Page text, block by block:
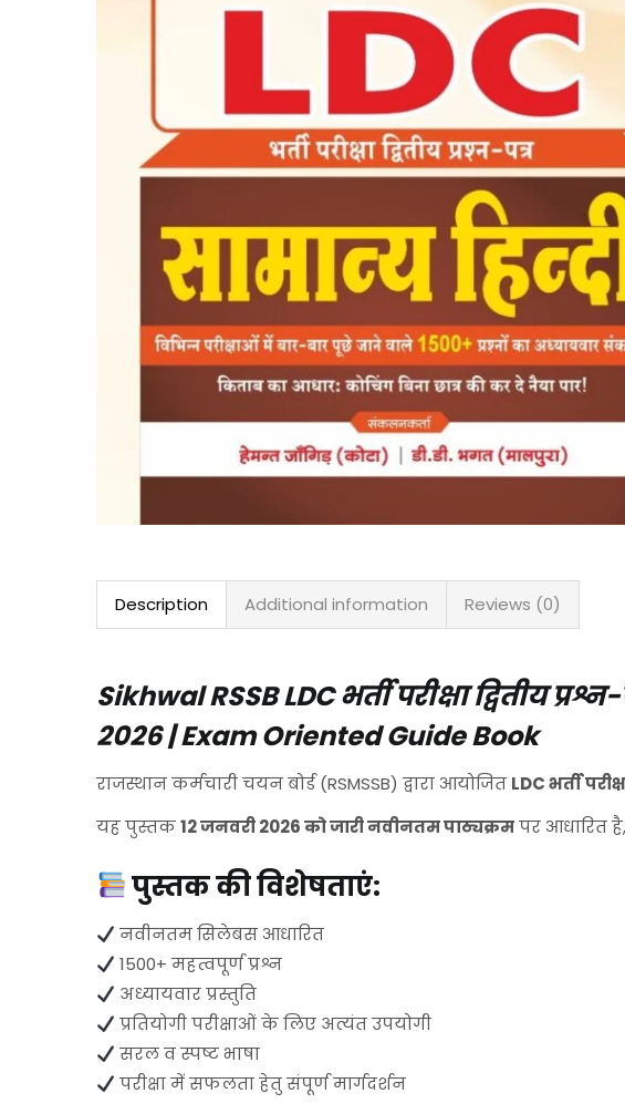
Description Additional information Reviews (0)
Sikhwal RSSB LDC भर्ती परीक्षा द्वितीय
2026 | Exam Oriented Guide Book
राजस्थान कर्मचारी चयन बोर्ड (RSMSSB) द्वारा आयोजित LDC भर्ती
यह पुस्तक12 जनवरी 2026 को जारी नवीनतम पाठ्यक्रमपर आधारित
पुस्तक की विशेषताएं:
नवीनतम सिलेबस आधारित
1500+ महत्वपूर्ण प्रश्न
अध्यायवार प्रस्तुति
प्रतियोगी परीक्षाओं के लिए अत्यंत उपयोगी
सरल व स्पष्ट भाषा
परीक्षा में सफलता हेतु संपूर्ण मार्गदर्शन